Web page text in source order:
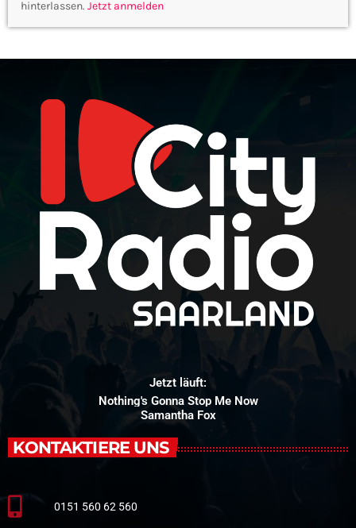
hinterlassen. Jetzt anmelden
Jetzt läuft:
Nothing's Gonna Stop Me Now
Samantha Fox
KONTAKTIERE UNS
0151 560 62 560